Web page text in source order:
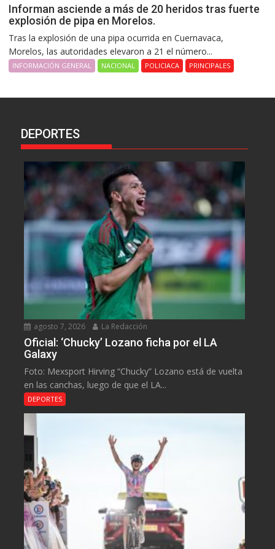
Informan asciende a más de 20 heridos tras fuerte
explosión de pipa en Morelos.
Tras la explosión de una pipa ocurrida en Cuernavaca,
Morelos, las autoridades elevaron a 21 el número...
INFORMACIÓN GENERAL NACIONAL POLICIACA PRINCIPALES
DEPORTES
agosto 7, 2026 La Redacción
Oficial: ‘Chucky’ Lozano ficha por el LA
Galaxy
Foto: Mexsport Hirving “Chucky” Lozano está de vuelta
en las canchas, luego de que el LA...
DEPORTES